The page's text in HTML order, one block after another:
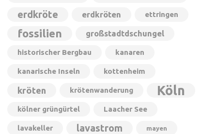
erdkröte erdkröten ettringen
fossilien großstadtdschungel
historischer Bergbau kanaren
kanarische Inseln kottenheim
kröten krötenwanderung Köln
kölner grüngürtel Laacher See
lavakeller lavastrom mayen